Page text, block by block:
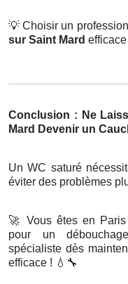
💡 Choisir un
sur Saint Mard
Conclusion : Ne
Mard Devenir un
Un WC saturé
éviter des problèmes
🚀 Vous êtes en
pour un
spécialiste dès
efficace ! 💧🔧